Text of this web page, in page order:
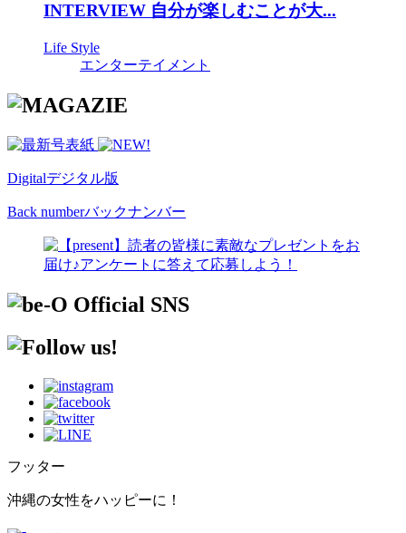
INTERVIEW 自分が楽しむことが大...
Life Style
エンターテイメント
Digitalデジタル版
Back numberバックナンバー
フッター
沖縄の女性をハッピーに！